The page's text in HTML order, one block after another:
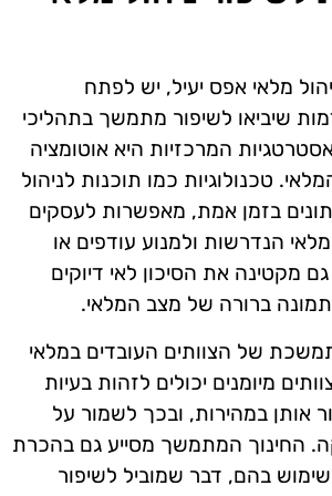
מלאי אפס יעיל, יש לפתח
שיביאו לשיפור מתמשך בתהליכי
המרכזיות היא אוטומציה
טכנולוגיות כמו תוכנות לניהול
בזמן אמת, מאפשרות לעסקים
הנדרשות ולמנוע עודפים או
מקטינה את הסיכון לאי דיוקים
ברורה של מצב המלאי.
של הצוותים העובדים במלאי
מיומנים יכולים לזהות בעיות
אותן במהירות, ובכך לשמור על
החינוך המתמשך מסייע גם בהכרת
בהם, דבר שמוביל לשיפור